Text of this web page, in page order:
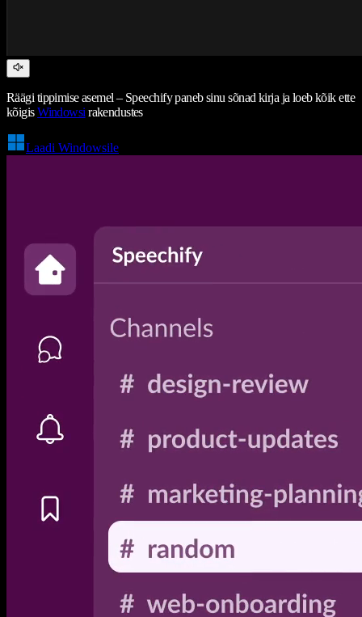
Räägi tippimise asemel – Speechify paneb sinu sõnad kirja ja loeb kõik ette
kõigisWindowsi rakendustes
Laadi Windowsile